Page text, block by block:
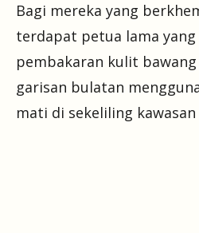
Bagi mereka yang
terdapat petua lama yang
pembakaran kulit
garisan bulatan
mati di sekeliling